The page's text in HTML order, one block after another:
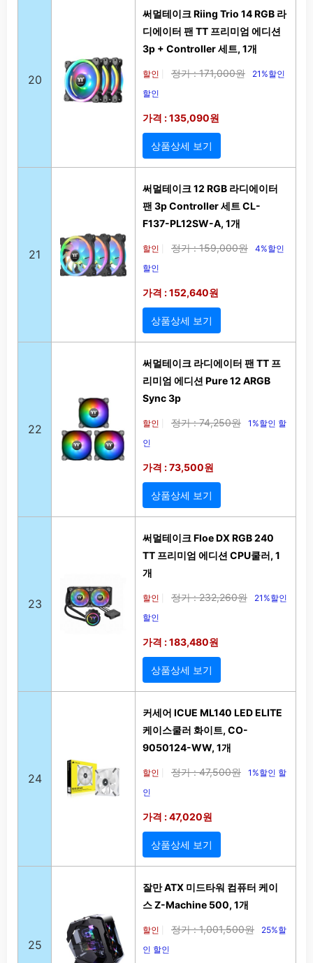
20
써멀테이크 Riing Trio 14 RGB 라
디에이터 팬 TT 프리미엄 에디션
3p + Controller 세트, 1개
할인 정가 : 171,000원
21%할인
할인
가격 : 135,090원
상품상세 보기
21
써멀테이크 12 RGB 라디에이터
팬 3p Controller 세트 CL-
F137-PL12SW-A, 1개
할인 정가 : 159,000원
4%할인
할인
가격 : 152,640원
상품상세 보기
22
써멀테이크 라디에이터 팬 TT 프
리미엄 에디션 Pure 12 ARGB
Sync 3p
할인 정가 : 74,250원
1%할인 할
인
가격 : 73,500원
상품상세 보기
23
써멀테이크 Floe DX RGB 240
TT 프리미엄 에디션 CPU쿨러, 1
개
할인 정가 : 232,260원
21%할인
할인
가격 : 183,480원
상품상세 보기
24
커세어 ICUE ML140 LED ELITE
케이스쿨러 화이트, CO-
9050124-WW, 1개
할인 정가 : 47,500원
1%할인 할
인
가격 : 47,020원
상품상세 보기
25
잘만 ATX 미드타워 컴퓨터 케이
스 Z-Machine 500, 1개
할인 정가 : 1,001,500원
25%할
인 할인